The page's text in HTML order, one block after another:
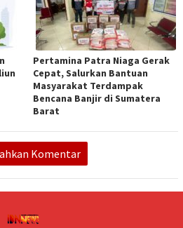
Pertamina Patra Niaga Gerak
Cepat, Salurkan Bantuan
Masyarakat Terdampak
Bencana Banjir di Sumatera
Barat
Komentar